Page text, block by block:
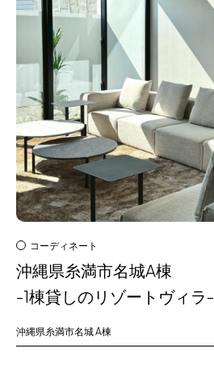
コーディネート
沖縄県糸満市名城A棟
-1棟貸しのリゾートヴィラ-
沖縄県糸満市名城A棟